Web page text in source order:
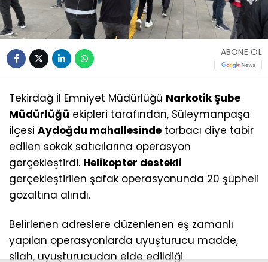
ABONE OL
Tekirdağ İl Emniyet Müdürlüğü Narkotik Şube
Müdürlüğü ekipleri tarafından, Süleymanpaşa
ilçesi Aydoğdu mahallesinde torbacı diye tabir
edilen sokak satıcılarına operasyon
gerçekleştirdi. Helikopter destekli
gerçekleştirilen şafak operasyonunda 20 şüpheli
gözaltına alındı.
Belirlenen adreslere düzenlenen eş zamanlı
yapılan operasyonlarda uyuşturucu madde,
silah, uyuşturucudan elde edildiği